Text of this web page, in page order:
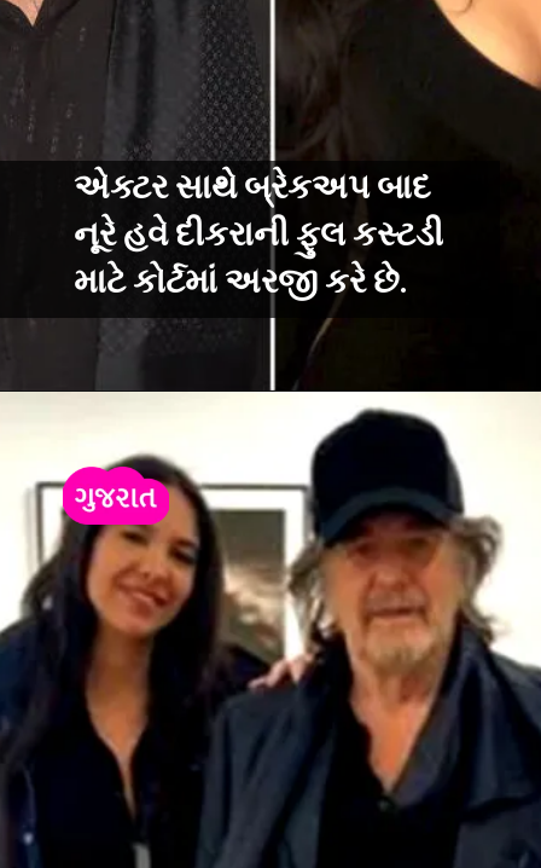
એક્ટર સાથે બ્રેકઅપ બાદ
નૂરે હવે દીકરાની ફુલ કસ્ટડી
માટે કોર્ટમાં અરજી કરે છે.